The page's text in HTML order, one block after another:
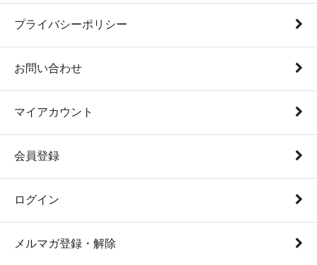
プライバシーポリシー
お問い合わせ
マイアカウント
会員登録
ログイン
メルマガ登録・解除